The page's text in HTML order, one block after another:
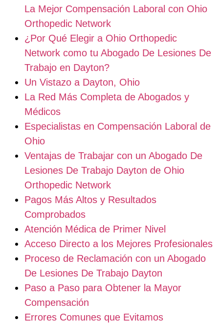
La Mejor Compensación Laboral con Ohio
Orthopedic Network
¿Por Qué Elegir a Ohio Orthopedic
Network como tu Abogado De Lesiones De
Trabajo en Dayton?
Un Vistazo a Dayton, Ohio
La Red Más Completa de Abogados y
Médicos
Especialistas en Compensación Laboral de
Ohio
Ventajas de Trabajar con un Abogado De
Lesiones De Trabajo Dayton de Ohio
Orthopedic Network
Pagos Más Altos y Resultados
Comprobados
Atención Médica de Primer Nivel
Acceso Directo a los Mejores Profesionales
Proceso de Reclamación con un Abogado
De Lesiones De Trabajo Dayton
Paso a Paso para Obtener la Mayor
Compensación
Errores Comunes que Evitamos